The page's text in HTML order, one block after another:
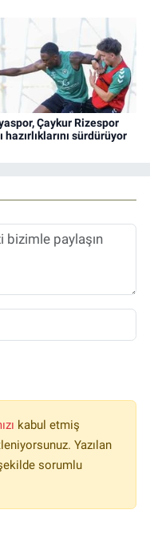
Çaykur Rizespor
hazırlıklarını sürdürüyor
kabul etmiş
Yazılan
sorumlu